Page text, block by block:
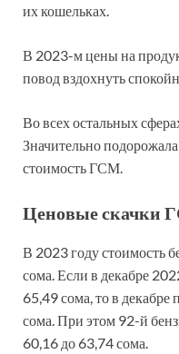
их кошельках.
В 2023-м цены на
повод вздохнуть
Во всех остальных
Значительно
стоимость ГСМ.
Ценовые скачки
В 2023 году стоимость
сома. Если в декабре
65,49 сома, то в декабре
сома. При этом 92-й
60,16 до 63,74 сома.